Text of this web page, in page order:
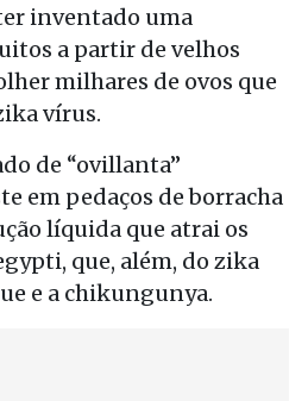
inventado uma
a partir de velhos
milhares de ovos que
vírus.
de “ovillanta”
em pedaços de borracha
líquida que atrai os
que, além, do zika
e a chikungunya.